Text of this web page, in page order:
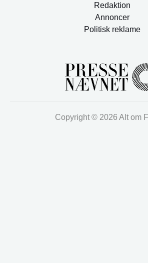
Redaktion
Annoncer
Politisk reklame
Copyright © 2026 Alt om